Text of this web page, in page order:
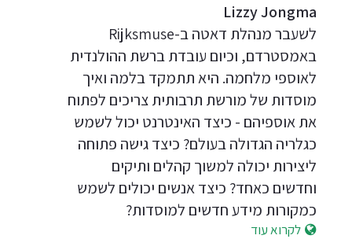
Lizzy Jongma
לשעבר מנהלת דאטה ב-Rijksmuse
באמסטרדם, וכיום עובדת ברשת ההולנדית
לאוספי מלחמה. היא תתמקד בלמה ואיך
מוסדות של מורשת תרבותית צריכים לפתוח
את אוספיהם - כיצד האינטרנט יכול לשמש
כגלריה הגדולה בעולם? כיצד גישה פתוחה
ליצירות יכולה למשוך קהלים ותיקים
וחדשים כאחד? כיצד אנשים יכולים לשמש
כמקורות מידע חדשים למוסדות?
לקרוא עוד